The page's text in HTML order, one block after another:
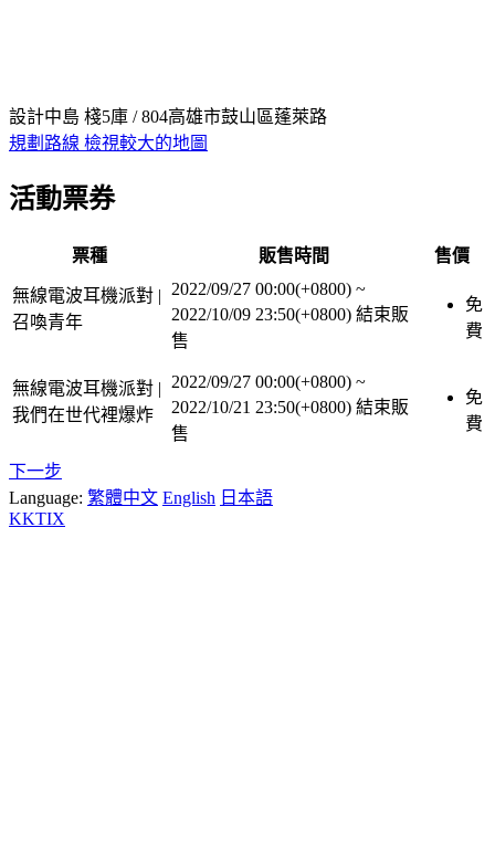
設計中島 棧5庫 / 804高雄市鼓山區蓬萊路
規劃路線 檢視較大的地圖
活動票券
票種 販售時間 售價
無線電波耳機派對 |
召喚青年
2022/09/27 00:00(+0800) ~
2022/10/09 23:50(+0800) 結束販
售
免
費
無線電波耳機派對 |
我們在世代裡爆炸
2022/09/27 00:00(+0800) ~
2022/10/21 23:50(+0800) 結束販
售
免
費
下一步
Language: 繁體中文 English 日本語
KKTIX